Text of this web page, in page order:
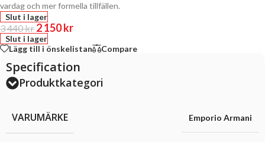
vardag och mer formella tillfällen.
Slut i lager
3 440kr 2 150kr
Slut i lager
Lägg till i önskelistan
Compare
Specification
Produktkategori
VARUMÄRKE Emporio Armani